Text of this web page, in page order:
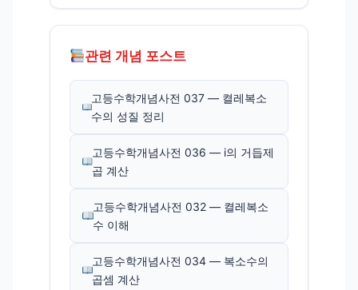
관련 개념 포스트
고등수학개념사전 037 — 켤레복소
수의 성질 정리
고등수학개념사전 036 — i의 거듭제
곱 계산
고등수학개념사전 032 — 켤레복소
수 이해
고등수학개념사전 034 — 복소수의
곱셈 계산